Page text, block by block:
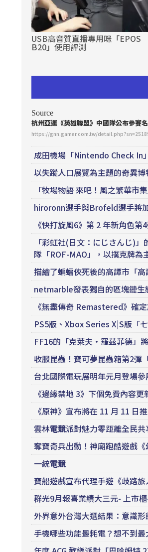
USB高音質直播專用咪「EPOS
B20」使用評測
Source
杭州亞運《英雄聯盟》中國隊公布參
https://gnn.gamer.com.tw/
成田機場「Nintendo Check In
以失蹤人口展覽為主題的奇異
「牧場物語 來吧！風之繁華市
hiroronn選手與Brofeld選手將
《快打旋風6》第 2 年新角色
「彩虹社(日文：にじさんじ)
隊「ROF-MAO」，以撲克牌為
描繪了蝙蝠俠死後的高譚市「
netmarble發表獨自的區塊鏈生
《無盡傳奇 Remastered》確
PS5版、Xbox Series X|S版「
FF16的「克萊夫・羅茲菲德」
收服昆蟲！寶可夢昆蟲箱第2彈
台北國際電玩展明年元月登場
《邊緣禁地 3》下個免費內容
《原神》宣布將在 11 月 11 日
雲林電競派對魅力零距離全民
奪寶奇兵出動！神廟跑酷遊戲
一統電競
寶船遊戲宣布代理手遊《歧路
群光9月報喜業績大三元- 上市
外界意外台灣大選結果：意識
手機哪些功能最耗電？想不到